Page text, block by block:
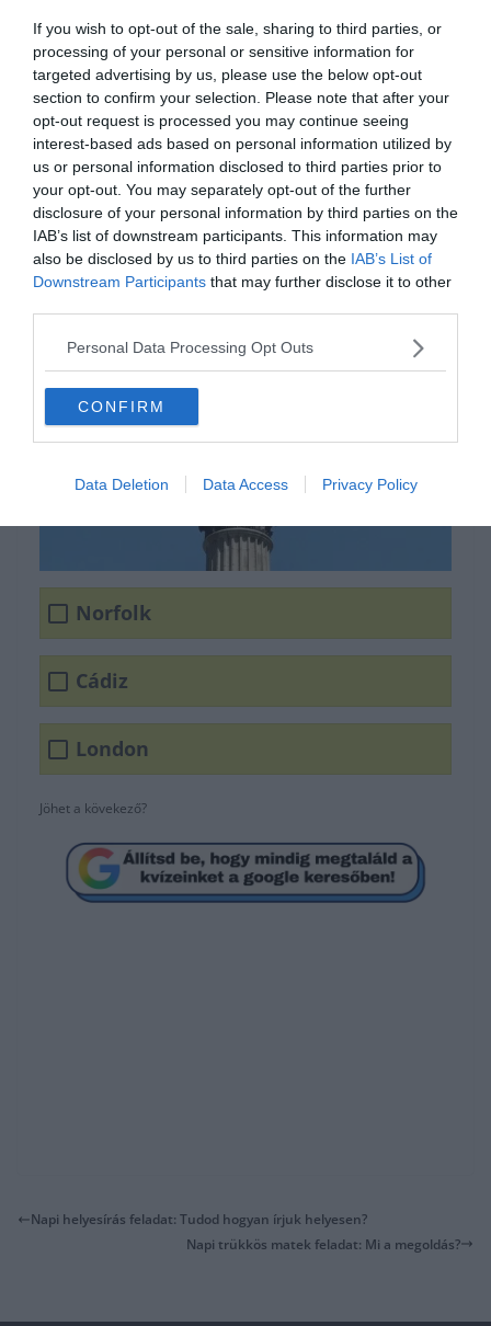
If you wish to opt-out of the sale, sharing to third parties, or
processing of your personal or sensitive information for
targeted advertising by us, please use the below opt-out
section to confirm your selection. Please note that after your
opt-out request is processed you may continue seeing
interest-based ads based on personal information utilized by
us or personal information disclosed to third parties prior to
your opt-out. You may separately opt-out of the further
disclosure of your personal information by third parties on the
IAB’s list of downstream participants. This information may
also be disclosed by us to third parties on the IAB’s List of
Downstream Participants that may further disclose it to other
Personal Data Processing Opt Outs
CONFIRM
Data Deletion Data Access Privacy Policy
Készen állsz?
0%
Nelson admirális szobra
attól monumentális,
hogy egy hatalmas
korintoszi stílusú
oszlopon áll, de hol?
Norfolk
Cádiz
London
Jöhet a kövekező?
Napi helyesírás feladat: Tudod hogyan írjuk helyesen?
Napi trükkös matek feladat: Mi a megoldás?